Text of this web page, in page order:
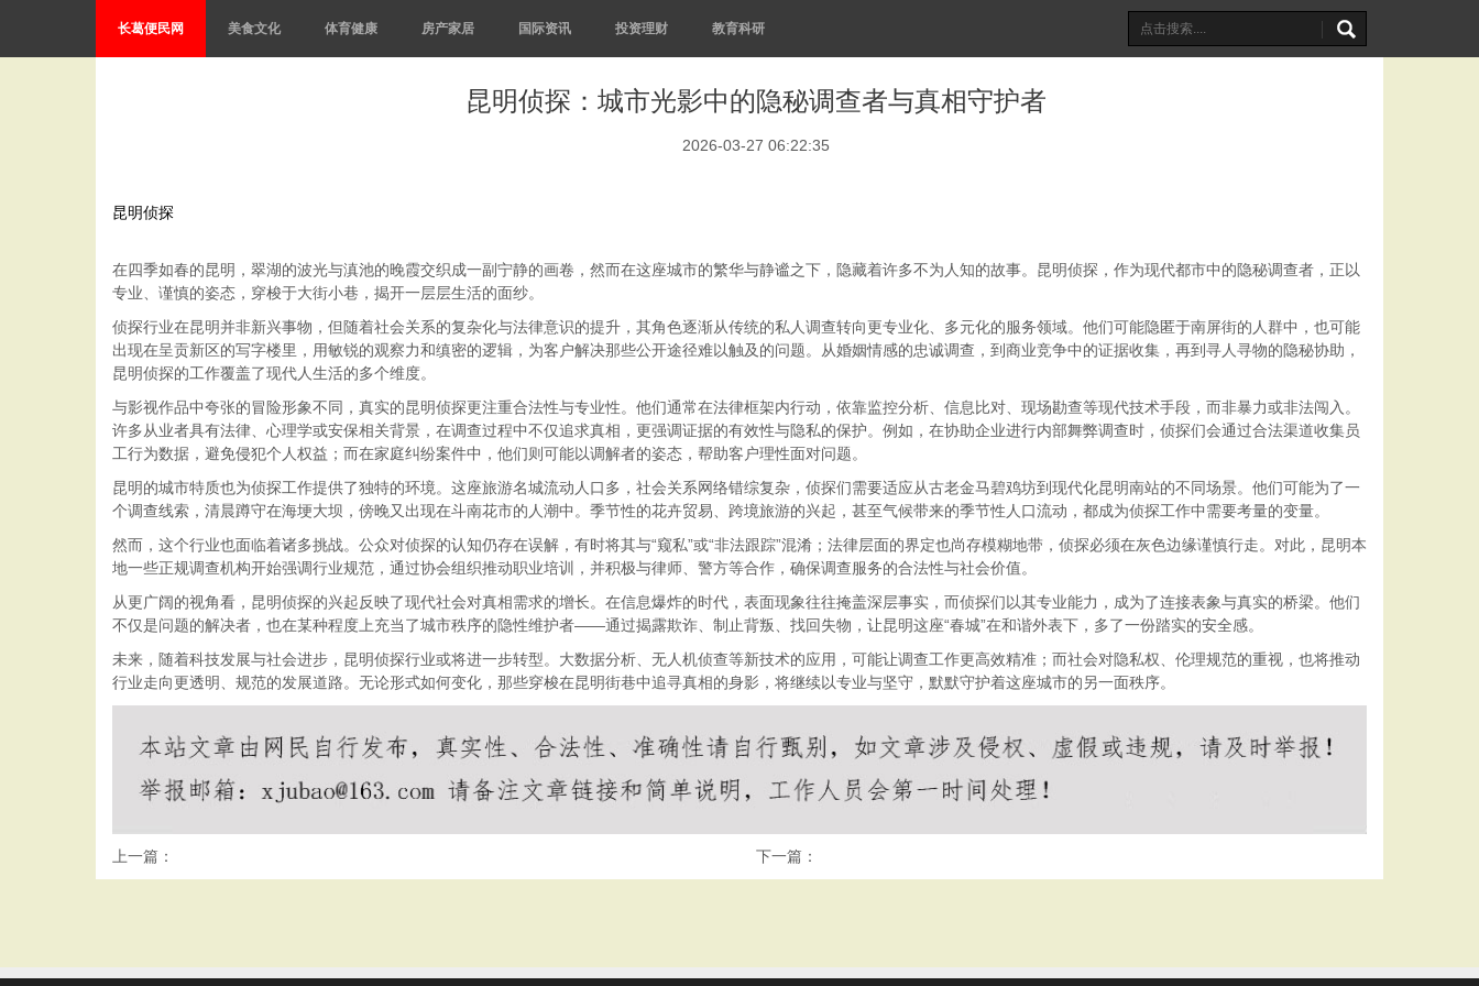
长葛便民网 美食文化 体育健康 房产家居 国际资讯 投资理财 教育科研
昆明侦探：城市光影中的隐秘调查者与真相守护者
2026-03-27 06:22:35
昆明侦探
在四季如春的昆明，翠湖的波光与滇池的晚霞交织成一副宁静的画卷，然而在这座城市的繁华与静谧之下，隐藏着许多不为人知的故事。昆明侦探，作为现代都市中的隐秘调查者，正以
专业、谨慎的姿态，穿梭于大街小巷，揭开一层层生活的面纱。
侦探行业在昆明并非新兴事物，但随着社会关系的复杂化与法律意识的提升，其角色逐渐从传统的私人调查转向更专业化、多元化的服务领域。他们可能隐匿于南屏街的人群中，也可能
出现在呈贡新区的写字楼里，用敏锐的观察力和缜密的逻辑，为客户解决那些公开途径难以触及的问题。从婚姻情感的忠诚调查，到商业竞争中的证据收集，再到寻人寻物的隐秘协助，
昆明侦探的工作覆盖了现代人生活的多个维度。
与影视作品中夸张的冒险形象不同，真实的昆明侦探更注重合法性与专业性。他们通常在法律框架内行动，依靠监控分析、信息比对、现场勘查等现代技术手段，而非暴力或非法闯入。
许多从业者具有法律、心理学或安保相关背景，在调查过程中不仅追求真相，更强调证据的有效性与隐私的保护。例如，在协助企业进行内部舞弊调查时，侦探们会通过合法渠道收集员
工行为数据，避免侵犯个人权益；而在家庭纠纷案件中，他们则可能以调解者的姿态，帮助客户理性面对问题。
昆明的城市特质也为侦探工作提供了独特的环境。这座旅游名城流动人口多，社会关系网络错综复杂，侦探们需要适应从古老金马碧鸡坊到现代化昆明南站的不同场景。他们可能为了一
个调查线索，清晨蹲守在海埂大坝，傍晚又出现在斗南花市的人潮中。季节性的花卉贸易、跨境旅游的兴起，甚至气候带来的季节性人口流动，都成为侦探工作中需要考量的变量。
然而，这个行业也面临着诸多挑战。公众对侦探的认知仍存在误解，有时将其与“窥私”或“非法跟踪”混淆；法律层面的界定也尚存模糊地带，侦探必须在灰色边缘谨慎行走。对此，昆明本
地一些正规调查机构开始强调行业规范，通过协会组织推动职业培训，并积极与律师、警方等合作，确保调查服务的合法性与社会价值。
从更广阔的视角看，昆明侦探的兴起反映了现代社会对真相需求的增长。在信息爆炸的时代，表面现象往往掩盖深层事实，而侦探们以其专业能力，成为了连接表象与真实的桥梁。他们
不仅是问题的解决者，也在某种程度上充当了城市秩序的隐性维护者——通过揭露欺诈、制止背叛、找回失物，让昆明这座“春城”在和谐外表下，多了一份踏实的安全感。
未来，随着科技发展与社会进步，昆明侦探行业或将进一步转型。大数据分析、无人机侦查等新技术的应用，可能让调查工作更高效精准；而社会对隐私权、伦理规范的重视，也将推动
行业走向更透明、规范的发展道路。无论形式如何变化，那些穿梭在昆明街巷中追寻真相的身影，将继续以专业与坚守，默默守护着这座城市的另一面秩序。
上一篇： 下一篇：